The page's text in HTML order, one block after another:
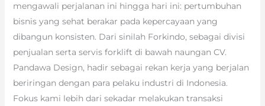
mengawali perjalanan ini hingga hari ini: pertumbuhan
bisnis yang sehat berakar pada kepercayaan yang
dibangun konsisten. Dari sinilah Forkindo, sebagai divisi
penjualan serta servis forklift di bawah naungan CV.
Pandawa Design, hadir sebagai rekan kerja yang berjalan
beriringan dengan para pelaku industri di Indonesia.
Fokus kami lebih dari sekadar melakukan transaksi